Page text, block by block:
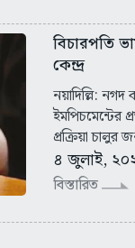
বিচারপতি
কেন্দ্র
নয়াদিল্লি: নগদ
ইমপিচমেন্টের
প্রক্রিয়া চালুর
৪ জুলাই,
বিস্তারিত